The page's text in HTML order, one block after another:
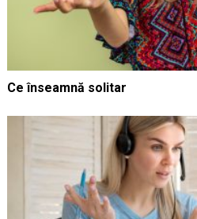
Ce înseamnă solitar